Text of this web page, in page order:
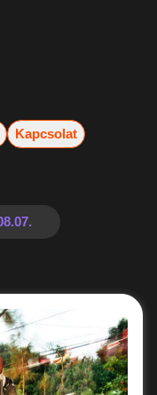
Kapcsolat